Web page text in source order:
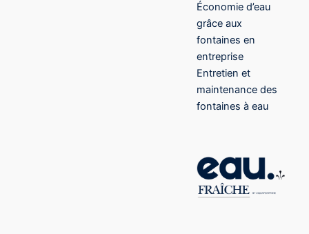
Économie d’eau
grâce aux
fontaines en
entreprise
Entretien et
maintenance des
fontaines à eau